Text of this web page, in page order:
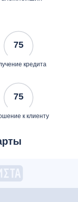
обслуживание
карт в
75
кредита
75
к клиенту